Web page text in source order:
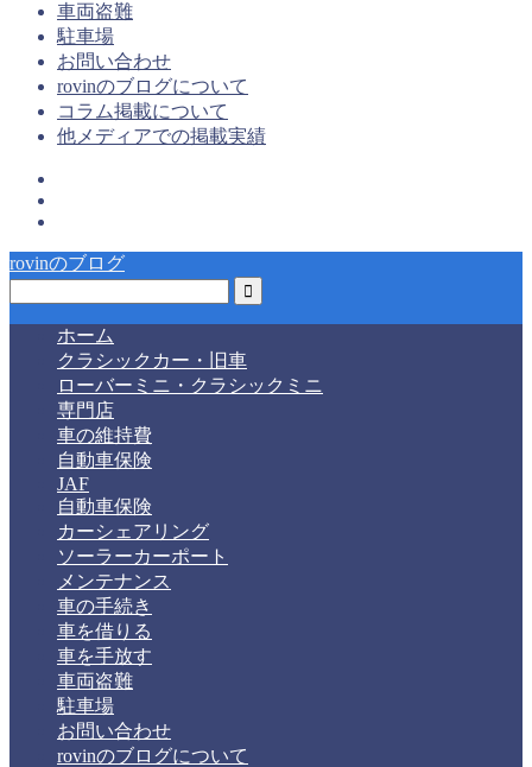
車両盗難
駐車場
お問い合わせ
rovinのブログについて
コラム掲載について
他メディアでの掲載実績
rovinのブログ
ホーム
クラシックカー・旧車
ローバーミニ・クラシックミニ
専門店
車の維持費
自動車保険
JAF
自動車保険
カーシェアリング
ソーラーカーポート
メンテナンス
車の手続き
車を借りる
車を手放す
車両盗難
駐車場
お問い合わせ
rovinのブログについて